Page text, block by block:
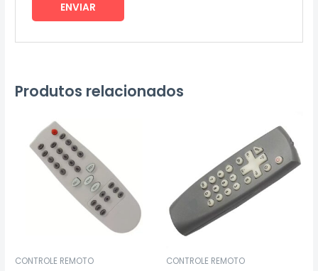
Produtos relacionados
CONTROLE REMOTO CONTROLE REMOTO